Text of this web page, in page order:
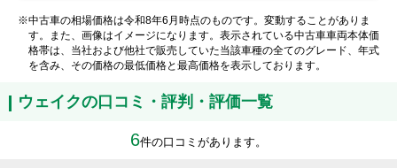
※中古車の相場価格は令和8年6月時点のものです。変動することがありま
す。また、画像はイメージになります。表示されている中古車車両本体価
格帯は、当社および他社で販売していた当該車種の全てのグレード、年式
を含み、その価格の最低価格と最高価格を表示しております。
ウェイクの口コミ・評判・評価一覧
6件の口コミがあります。